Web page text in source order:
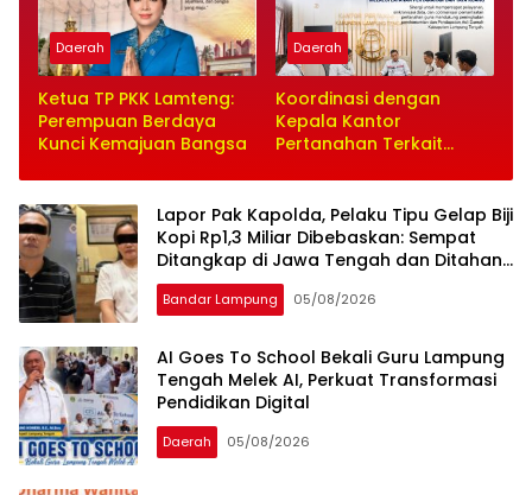
Daerah
Ketua TP PKK Lamteng:
Perempuan Berdaya
Kunci Kemajuan Bangsa
Daerah
Koordinasi dengan
Kepala Kantor
Pertanahan Terkait
Program Penguatan
Ekonomi Daerah Melalui
Layanan Pertanahan
dan Tata Ruang
Lapor Pak Kapolda, Pelaku Tipu Gelap Biji
Kopi Rp1,3 Miliar Dibebaskan: Sempat
Ditangkap di Jawa Tengah dan Ditahan
di Polda Lampung
Bandar Lampung 05/08/2026
AI Goes To School Bekali Guru Lampung
Tengah Melek AI, Perkuat Transformasi
Pendidikan Digital
Daerah 05/08/2026